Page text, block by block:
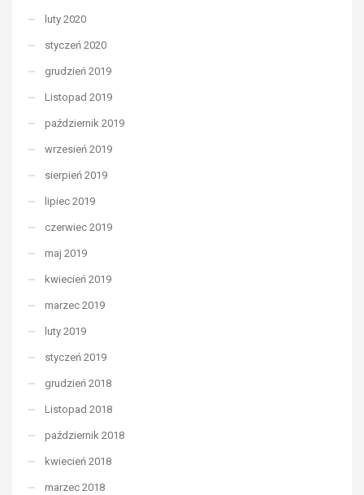
luty 2020
styczeń 2020
grudzień 2019
Listopad 2019
październik 2019
wrzesień 2019
sierpień 2019
lipiec 2019
czerwiec 2019
maj 2019
kwiecień 2019
marzec 2019
luty 2019
styczeń 2019
grudzień 2018
Listopad 2018
październik 2018
kwiecień 2018
marzec 2018